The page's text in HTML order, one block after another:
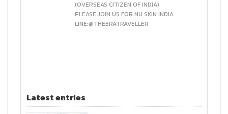
(OVERSEAS CITIZEN OF INDIA)
PLEASE JOIN US FOR NU SKIN INDIA
LINE:@THEERATRAVELLER
Latest entries